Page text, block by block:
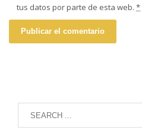
tus datos por parte de esta web. *